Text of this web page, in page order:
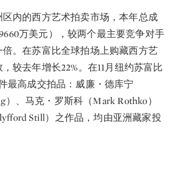
内的西方艺术拍卖市场，本年总成
万美元），较两个最主要竞争对手
。在苏富比全球拍场上购藏西方艺
较去年增长22%。在11月纽约苏富比
最高成交拍品：威廉・德库宁
）、马克・罗斯科（Mark Rothko）
Still）之作品，均由亚洲藏家投